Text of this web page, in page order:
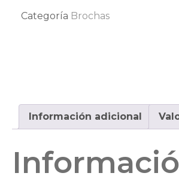
Categoría Brochas
Información adicional